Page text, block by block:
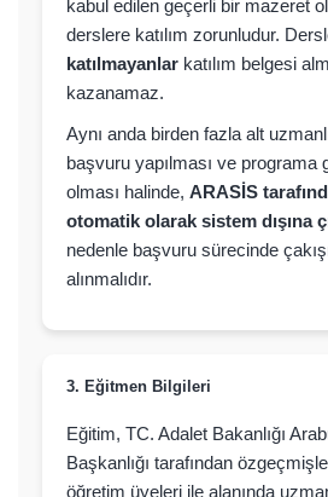
kabul edilen geçerli bir mazeret
derslere katılım zorunludur.
katılmayanlar katılım belgesi
kazanamaz.
Aynı anda birden fazla alt
başvuru yapılması ve programa
olması halinde, ARASİS
otomatik olarak sistem dışına
nedenle başvuru sürecinde
alınmalıdır.
3. Eğitmen Bilgileri
Eğitim, TC. Adalet Bakanlığı
Başkanlığı tarafından
öğretim üyeleri ile alanında